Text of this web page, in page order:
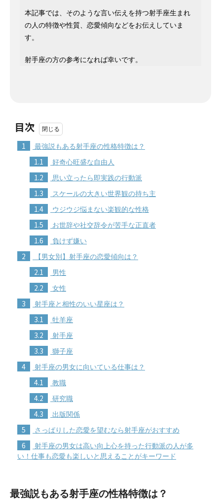
本記事では、そのような言い伝えを持つ射手座生まれ
の人の特徴や性質、恋愛傾向などをお伝えしていま
す。
射手座の方の参考になれば幸いです。
目次
1 最強説もある射手座の性格特徴は？
1.1 好奇心旺盛な自由人
1.2 思い立ったら即実践の行動派
1.3 スケールの大きい世界観の持ち主
1.4 ウジウジ悩まない楽観的な性格
1.5 お世辞や社交辞令が苦手な正直者
1.6 負けず嫌い
2 【男女別】射手座の恋愛傾向は？
2.1 男性
2.2 女性
3 射手座と相性のいい星座は？
3.1 牡羊座
3.2 射手座
3.3 獅子座
4 射手座の男女に向いている仕事は？
4.1 教職
4.2 研究職
4.3 出版関係
5 さっぱりした恋愛を望むなら射手座がおすすめ
6
射手座の男女は高い向上心を持った行動派の人が多
い！仕事も恋愛も楽しいと思えることがキーワード
最強説もある射手座の性格特徴は？